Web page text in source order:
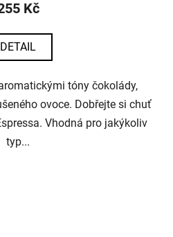
Kč
DETAIL
tóny čokolády,
ovoce. Dobřejte si chuť
Vhodná pro jakýkoliv
typ...